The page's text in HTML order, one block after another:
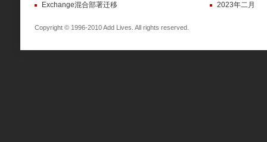
Exchange混合部署迁移 2023年二月
Copyright © 1996-2010 Add Lives. All rights reserved.